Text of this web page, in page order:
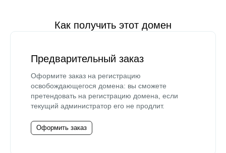
Как получить этот домен
Предварительный заказ
Оформите заказ на регистрацию
освобождающегося домена: вы сможете
претендовать на регистрацию домена, если
текущий администратор его не продлит.
Оформить заказ